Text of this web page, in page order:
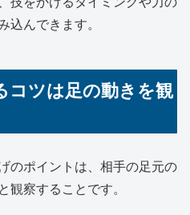
込んできます。
コツは足の動きを観
のポイントは、相手の足元の
観察することです。